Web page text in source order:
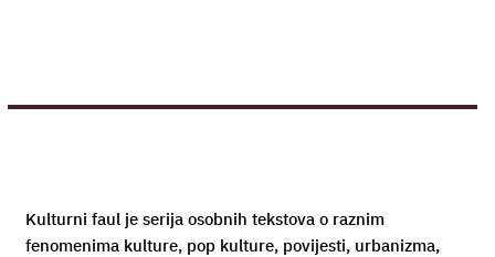
Kulturni faul je serija osobnih tekstova o raznim
fenomenima kulture, pop kulture, povijesti, urbanizma,